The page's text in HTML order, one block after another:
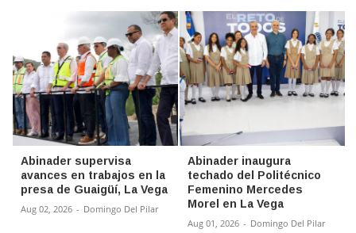
Abinader supervisa
avances en trabajos en la
presa de Guaigüí, La Vega
Aug 02, 2026 - Domingo Del Pilar
Abinader inaugura
techado del Politécnico
Femenino Mercedes
Morel en La Vega
Aug 01, 2026 - Domingo Del Pilar